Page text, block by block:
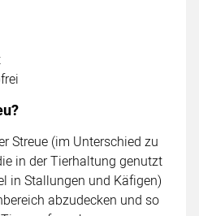
Streue (im Unterschied zu
in der Tierhaltung genutzt
in Stallungen und Käfigen)
abzudecken und so